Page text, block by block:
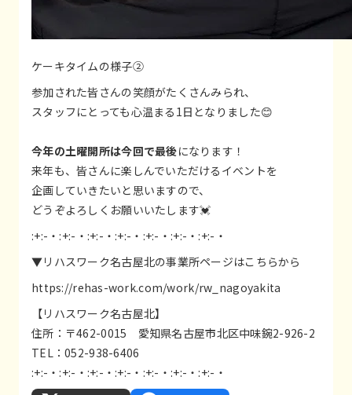
ケーキタイムの様子②
参加された皆さんの笑顔がたくさんみられ、
スタッフにとっても心温まる1日となりました😊
今年の土曜開所は今回で最後になります！
来年も、皆さんに楽しんでいただけるイベントを
企画していきたいと思いますので、
どうぞよろしくお願いいたします💓
:+:-・:+:-・:+:-・:+:-・:+:-・:+:-・:+:-・
▼リハスワーク名古屋北の事業所ページはこちらから
https://rehas-work.com/work/rw_nagoyakita
【リハスワーク名古屋北】
住所：〒462-0015 愛知県名古屋市北区中味鋺2-926-2
TEL：052-938-6406
:+:-・:+:-・:+:-・:+:-・:+:-・:+:-・:+:-・